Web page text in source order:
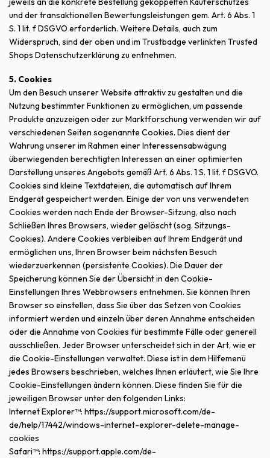
und der transaktionellen Bewertungsleistungen gem. Art. 6 Abs. 1
S. 1 lit. f DSGVO erforderlich. Weitere Details, auch zum
Widerspruch, sind der oben und im Trustbadge verlinkten Trusted
Shops Datenschutzerklärung zu entnehmen.
5. Cookies
Um den Besuch unserer Website attraktiv zu gestalten und die
Nutzung bestimmter Funktionen zu ermöglichen, um passende
Produkte anzuzeigen oder zur Marktforschung verwenden wir auf
verschiedenen Seiten sogenannte Cookies. Dies dient der
Wahrung unserer im Rahmen einer Interessensabwägung
überwiegenden berechtigten Interessen an einer optimierten
Darstellung unseres Angebots gemäß Art. 6 Abs. 1 S. 1 lit. f DSGVO.
Cookies sind kleine Textdateien, die automatisch auf Ihrem
Endgerät gespeichert werden. Einige der von uns verwendeten
Cookies werden nach Ende der Browser-Sitzung, also nach
Schließen Ihres Browsers, wieder gelöscht (sog. Sitzungs-
Cookies). Andere Cookies verbleiben auf Ihrem Endgerät und
ermöglichen uns, Ihren Browser beim nächsten Besuch
wiederzuerkennen (persistente Cookies). Die Dauer der
Speicherung können Sie der Übersicht in den Cookie-
Einstellungen Ihres Webbrowsers entnehmen. Sie können Ihren
Browser so einstellen, dass Sie über das Setzen von Cookies
informiert werden und einzeln über deren Annahme entscheiden
oder die Annahme von Cookies für bestimmte Fälle oder generell
ausschließen. Jeder Browser unterscheidet sich in der Art, wie er
die Cookie-Einstellungen verwaltet. Diese ist in dem Hilfemenü
jedes Browsers beschrieben, welches Ihnen erläutert, wie Sie Ihre
Cookie-Einstellungen ändern können. Diese finden Sie für die
jeweiligen Browser unter den folgenden Links:
Internet Explorer™: https://support.microsoft.com/de-
de/help/17442/windows-internet-explorer-delete-manage-
cookies
Safari™: https://support.apple.com/de-